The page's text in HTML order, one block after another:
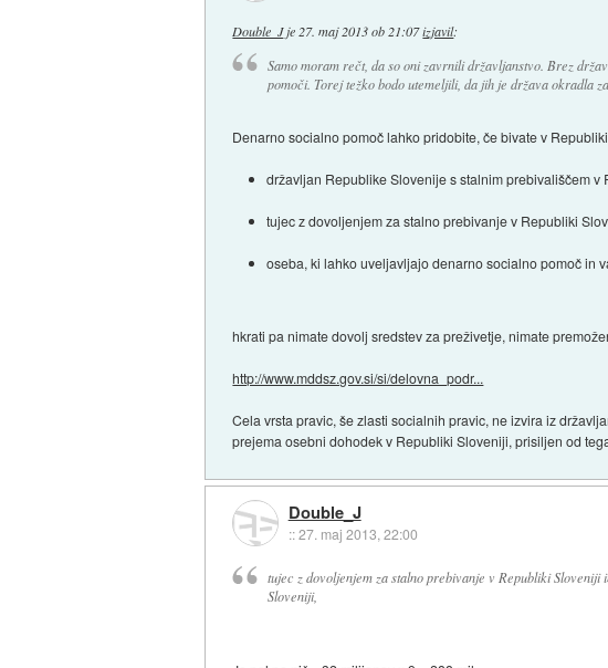
Double_Jje27. maj 2013 ob 21:07izjavil:
Samo moram rečt, da so oni zavrnili državljanstvo. Brez
pomoči. Torej težko bodo utemeljili, da jih je država okradla
Denarno socialno pomoč lahko pridobite, če bivate v
državljan Republike Slovenije s stalnim prebivališčem v
tujec z dovoljenjem za stalno prebivanje v Republiki
oseba, ki lahko uveljavljajo denarno socialno pomoč in
hkrati pa nimate dovolj sredstev za preživetje, nimate
http://www.mddsz.gov.si/si/delovna_podr...
Cela vrsta pravic, še zlasti socialnih pravic, ne izvira iz
prejema osebni dohodek v Republiki Sloveniji, prisiljen od
Double_J
::27. maj 2013, 22:00
tujec z dovoljenjem za stalno prebivanje v Republiki
Sloveniji,